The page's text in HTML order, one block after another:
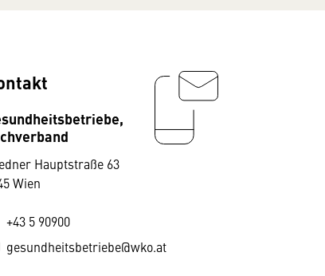
Hauptstraße 63
Wien
+43 5 90900
gesundheitsbetriebe@wko.at